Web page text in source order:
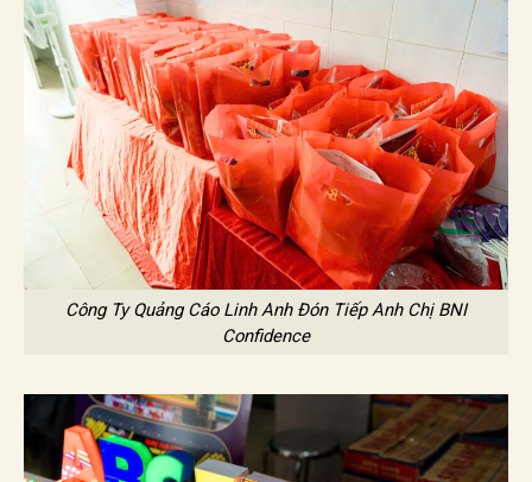
Công Ty Quảng Cáo Linh Anh Đón Tiếp Anh Chị BNI
Confidence